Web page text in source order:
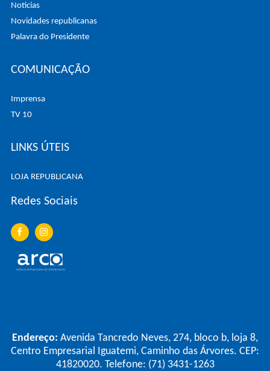
Noticias
Novidades republicanas
Palavra do Presidente
COMUNICAÇÃO
Imprensa
TV 10
LINKS ÚTEIS
LOJA REPUBLICANA
Redes Sociais
Endereço: Avenida Tancredo Neves, 274, bloco b, loja 8,
Centro Empresarial Iguatemi, Caminho das Árvores. CEP:
41820020. Telefone: (71) 3431-1263